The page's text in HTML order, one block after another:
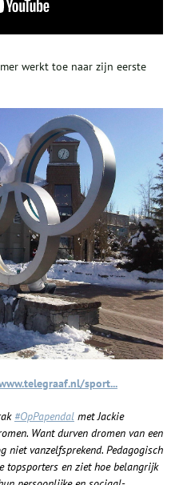
werkt toe naar zijn eerste
sport...
#OpPapendal met Jackie
Want durven dromen van een
vanzelfsprekend. Pedagogisch
topsporters en ziet hoe belangrijk